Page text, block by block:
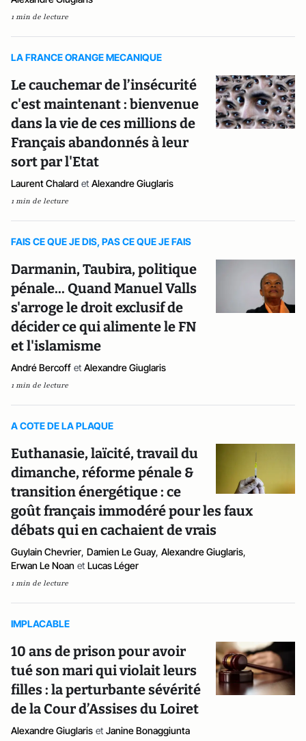
1 min de lecture
LA FRANCE ORANGE MECANIQUE
Le cauchemar de l’insécurité
c'est maintenant : bienvenue
dans la vie de ces millions de
Français abandonnés à leur
sort par l'Etat
Laurent Chalard et Alexandre Giuglaris
1 min de lecture
FAIS CE QUE JE DIS, PAS CE QUE JE FAIS
Darmanin, Taubira, politique
pénale... Quand Manuel Valls
s'arroge le droit exclusif de
décider ce qui alimente le FN
et l'islamisme
André Bercoff et Alexandre Giuglaris
1 min de lecture
A COTE DE LA PLAQUE
Euthanasie, laïcité, travail du
dimanche, réforme pénale &
transition énergétique : ce
goût français immodéré pour les faux
débats qui en cachaient de vrais
Guylain Chevrier, Damien Le Guay, Alexandre Giuglaris,
Erwan Le Noan et Lucas Léger
1 min de lecture
IMPLACABLE
10 ans de prison pour avoir
tué son mari qui violait leurs
filles : la perturbante sévérité
de la Cour d’Assises du Loiret
Alexandre Giuglaris et Janine Bonaggiunta